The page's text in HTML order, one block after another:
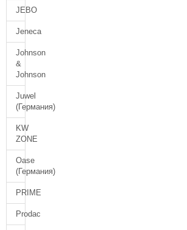
JEBO
Jeneca
Johnson
&
Johnson
Juwel
(Германия)
KW
ZONE
Oase
(Германия)
PRIME
Prodac